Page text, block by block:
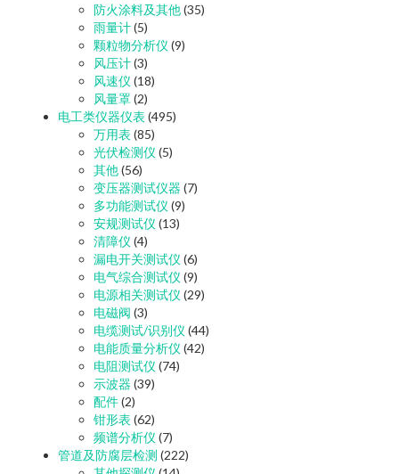
防火涂料及其他(35)
雨量计(5)
颗粒物分析仪 (9)
风压计(3)
风速仪 (18)
风量罩 (2)
电工类仪器仪表(495)
万用表(85)
光伏检测仪 (5)
其他(56)
变压器测试仪器 (7)
多功能测试仪 (9)
安规测试仪 (13)
清障仪 (4)
漏电开关测试仪 (6)
电气综合测试仪 (9)
电源相关测试仪 (29)
电磁阀 (3)
电缆测试/识别仪 (44)
电能质量分析仪 (42)
电阻测试仪 (74)
示波器 (39)
配件(2)
钳形表(62)
频谱分析仪 (7)
管道及防腐层检测 (222)